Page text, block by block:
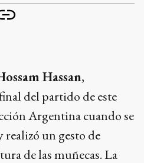
Hassan,
del partido de este
Argentina cuando se
un gesto de
de las muñecas. La